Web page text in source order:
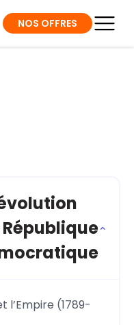
NOS OFFRES
l’Empire (1789-